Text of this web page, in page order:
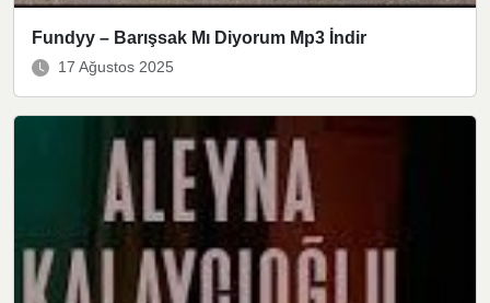
Fundyy – Barışsak Mı Diyorum Mp3 İndir
17 Ağustos 2025